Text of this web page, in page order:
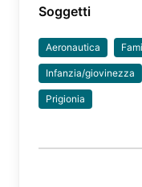
Soggetti
Aeronautica
Infanzia/giovinezza
Prigionia